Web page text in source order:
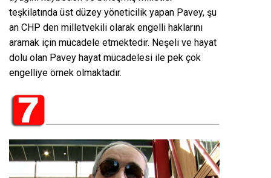
teşkilatında üst düzey yöneticilik yapan Pavey, şu
an CHP den milletvekili olarak engelli haklarını
aramak için mücadele etmektedir. Neşeli ve hayat
dolu olan Pavey hayat mücadelesi ile pek çok
engelliye örnek olmaktadır.